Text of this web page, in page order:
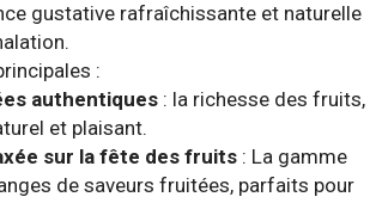
gustative rafraîchissante et naturelle
:
authentiques : la richesse des fruits,
et plaisant.
sur la fête des fruits : La gamme
de saveurs fruitées, parfaits pour